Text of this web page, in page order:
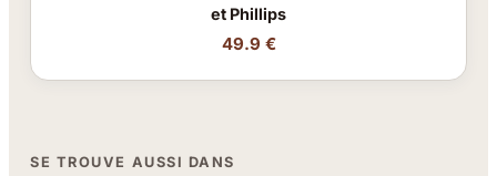
et Phillips
49.9 €
SE TROUVE AUSSI DANS